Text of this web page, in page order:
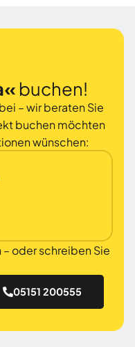
buchen!
– wir beraten Sie
buchen möchten
wünschen:
– oder schreiben Sie
05151 200555